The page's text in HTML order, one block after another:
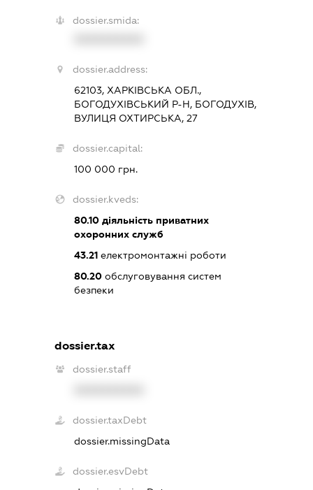
dossier.smida:
dossier.address:
62103, ХАРКІВСЬКА ОБЛ.,
БОГОДУХІВСЬКИЙ Р-Н, БОГОДУХІВ,
ВУЛИЦЯ ОХТИРСЬКА, 27
dossier.capital:
100 000 грн.
dossier.kveds:
80.10 діяльність приватних
охоронних служб
43.21 електромонтажні роботи
80.20 обслуговування систем
безпеки
dossier.tax
dossier.staff
dossier.taxDebt
dossier.missingData
dossier.esvDebt